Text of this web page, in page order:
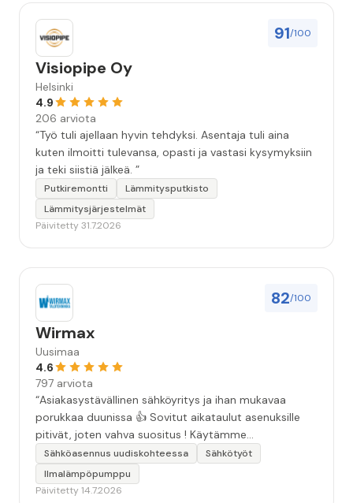
91/100
Visiopipe Oy
Helsinki
4.9
206 arviota
“Työ tuli ajellaan hyvin tehdyksi. Asentaja tuli aina
kuten ilmoitti tulevansa, opasti ja vastasi kysymyksiin
ja teki siistiä jälkeä. ”
Putkiremontti
Lämmitysputkisto
Lämmitysjärjestelmät
Päivitetty 31.7.2026
82/100
Wirmax
Uusimaa
4.6
797 arviota
“Asiakasystävällinen sähköyritys ja ihan mukavaa
porukkaa duunissa 👍 Sovitut aikataulut asenuksille
pitivät, joten vahva suositus ! Käytämme
seuraavallakin kerralla!”
Sähköasennus uudiskohteessa
Sähkötyöt
Ilmalämpöpumppu
Päivitetty 14.7.2026